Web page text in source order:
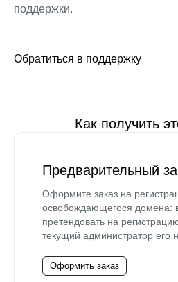
поддержки.
Обратиться в поддержку
Как получить
Предварительный
Оформите заказ на
освобождающегося домена:
претендовать на
текущий администратор его
Оформить заказ